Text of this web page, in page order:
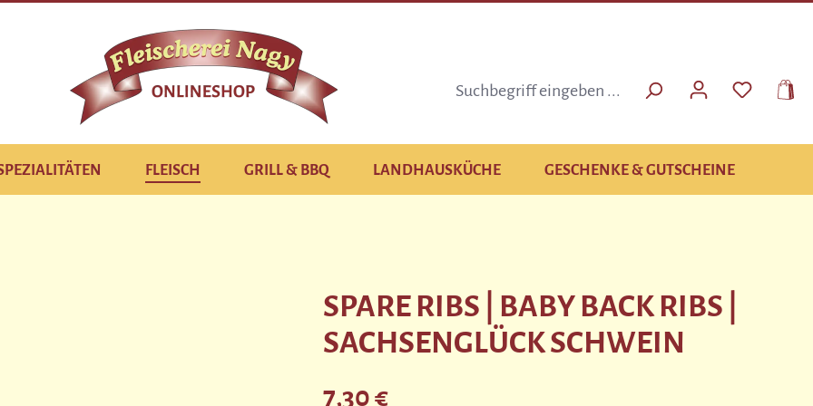
DU HAST
FLEISCH GRILL & BBQ LANDHAUSKÜCHE GESCHENKE & GUTSCHEINE
SPARE RIBS | BABY BACK RIBS |
SACHSENGLÜCK SCHWEIN
7,30 €